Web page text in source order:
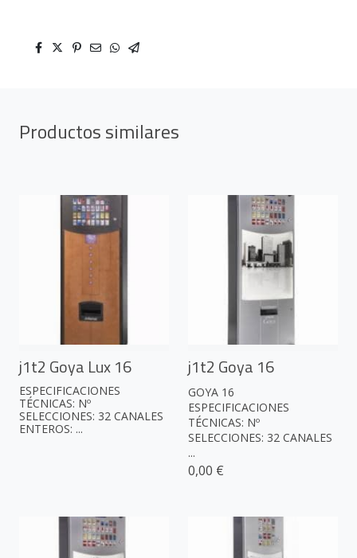
Productos similares
j1t2 Goya Lux 16
ESPECIFICACIONES
TÉCNICAS: Nº
SELECCIONES: 32 CANALES
ENTEROS: ...
j1t2 Goya 16
GOYA 16
ESPECIFICACIONES
TÉCNICAS: Nº
SELECCIONES: 32 CANALES
...
0,00 €